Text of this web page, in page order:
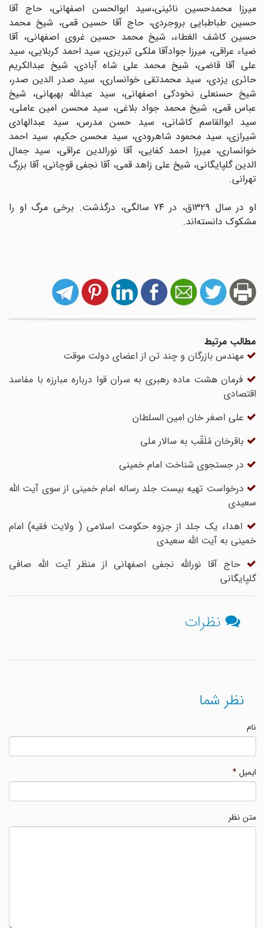
میرزا محمدحسین نائینی،سید ابوالحسن اصفهانی، حاج آقا
حسین طباطبایی بروجردی، حاج آقا حسین قمی، شیخ محمد
حسین کاشف الغطاء، شیخ محمد حسین غروی اصفهانی، آقا
ضیاء عراقی، میرزا جوادآقا ملکی تبریزی، سید احمد کربلایی، سید
علی آقا قاضی، شیخ محمد علی شاه آبادی، شیخ عبدالکریم
حائری یزدی، سید محمدتقی خوانساری، سید صدر الدین صدر،
شیخ حسنعلی نخودکی اصفهانی، سید عبدالله بهبهانی، شیخ
عباس قمی، شیخ محمد جواد بلاغی، سید محسن امین عاملی،
سید ابوالقاسم کاشانی، سید حسن مدرس، سید عبدالهادی
شیرازی، سید محمود شاهرودی، سید محسن حکیم، سید احمد
خوانساری، میرزا احمد کفایی، آقا نورالدین عراقی، سید جمال
الدین گلپایگانی، شیخ علی زاهد قمی، آقا نجفی قوچانی، آقا بزرگ
تهرانی.
او در سال ۱۳۲۹ق، در ۷۴ سالگی، درگذشت. برخی مرگ او را
مشکوک دانسته‌اند.
مطالب مرتبط
مهندس بازرگان و چند تن از اعضای دولت موقت
فرمان هشت ماده رهبری به سران قوا درباره مبارزه با مفاسد
اقتصادی
علی اصغر خان امین السلطان
باقرخان مُلَقّب به سالار ملی
در جستجوی شناخت امام خمینی
درخواست تهیه بیست جلد رساله امام خمینی از سوی آیت الله
سعیدی
اهداء یک جلد از جزوه حکومت اسلامی ( ولایت فقیه) امام
خمینی به آیت الله سعیدی
حاج‏ آقا نورالله نجفى‏ اصفهانى از منظر آیت‏ الله صافى
گلپایگانى
نظرات
نظر شما
ایمیل*
متن نظر